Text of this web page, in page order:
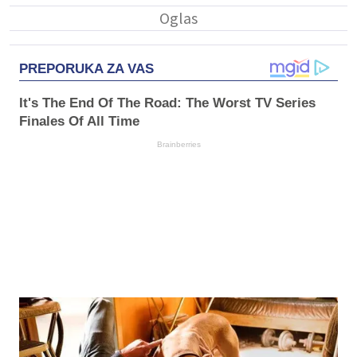
PREPORUKA ZA VAS
It's The End Of The Road: The Worst TV Series
Finales Of All Time
Brainberries